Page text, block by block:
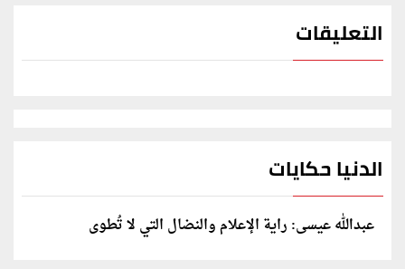
التعليقات
الدنيا حكايات
عبدالله عيسى: راية الإعلام والنضال التي لا تُطوى